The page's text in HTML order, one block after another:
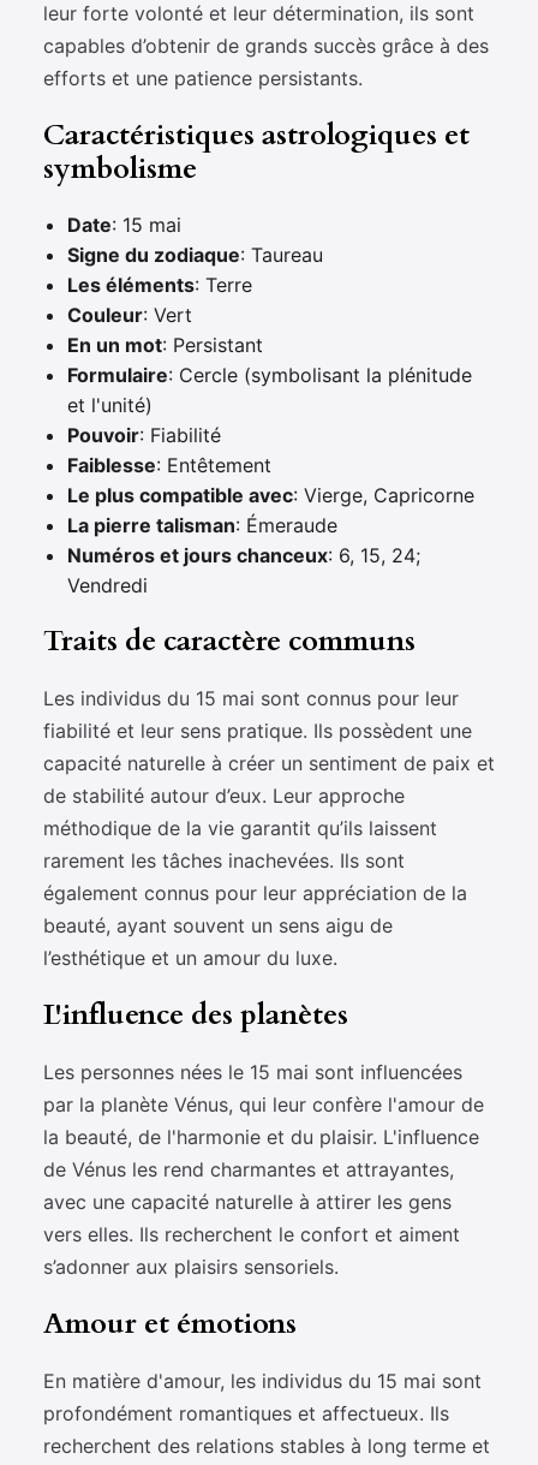
leur forte volonté et leur détermination, ils sont
capables d’obtenir de grands succès grâce à des
efforts et une patience persistants.
Caractéristiques astrologiques et
symbolisme
Date: 15 mai
Signe du zodiaque: Taureau
Les éléments: Terre
Couleur: Vert
En un mot: Persistant
Formulaire: Cercle (symbolisant la plénitude
et l'unité)
Pouvoir: Fiabilité
Faiblesse: Entêtement
Le plus compatible avec: Vierge, Capricorne
La pierre talisman: Émeraude
Numéros et jours chanceux: 6, 15, 24;
Vendredi
Traits de caractère communs
Les individus du 15 mai sont connus pour leur
fiabilité et leur sens pratique. Ils possèdent une
capacité naturelle à créer un sentiment de paix et
de stabilité autour d’eux. Leur approche
méthodique de la vie garantit qu’ils laissent
rarement les tâches inachevées. Ils sont
également connus pour leur appréciation de la
beauté, ayant souvent un sens aigu de
l’esthétique et un amour du luxe.
L'influence des planètes
Les personnes nées le 15 mai sont influencées
par la planète Vénus, qui leur confère l'amour de
la beauté, de l'harmonie et du plaisir. L'influence
de Vénus les rend charmantes et attrayantes,
avec une capacité naturelle à attirer les gens
vers elles. Ils recherchent le confort et aiment
s’adonner aux plaisirs sensoriels.
Amour et émotions
En matière d'amour, les individus du 15 mai sont
profondément romantiques et affectueux. Ils
recherchent des relations stables à long terme et